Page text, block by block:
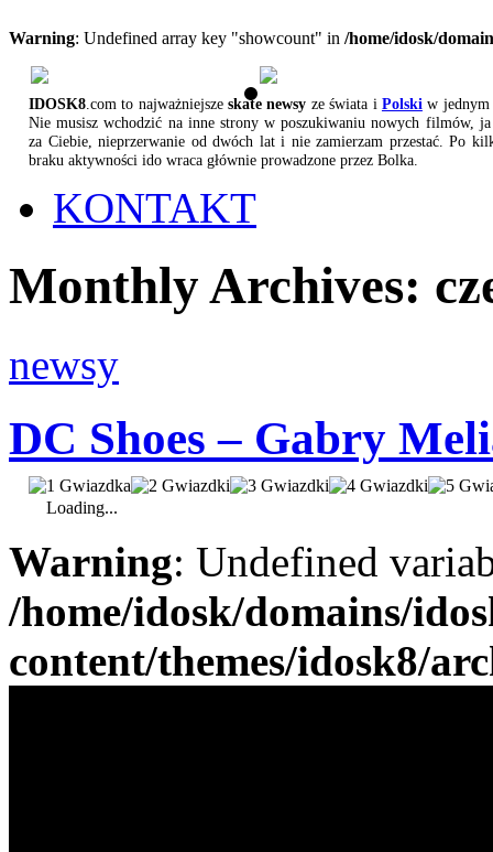
Warning: Undefined array key "showcount" in /home/idosk/
IDOSK8 .com to najważniejszeskate newsy ze świata i Polski w jednym
Nie musisz wchodzić na inne strony w poszukiwaniu nowych filmów,
za Ciebie, nieprzerwanie od dwóch lat i nie zamierzam przestać. Po
braku aktywności ido wraca głównie prowadzone przez Bolka.
KONTAKT
Monthly Archives:
newsy
DC Shoes – Gabry
Loading...
Warning: Undefined
/home/idosk/domains/
content/themes/idosk8/